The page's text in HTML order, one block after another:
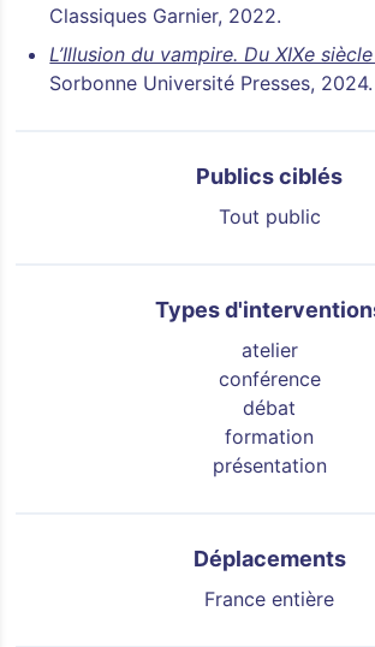
Classiques Garnier, 2022.
L’Illusion du vampire. Du XIXe
Sorbonne Université Presses, 2024.
Publics ciblés
Tout public
Types
atelier
conférence
débat
formation
présentation
Déplacements
France entière